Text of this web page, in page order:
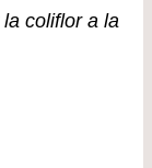
coliflor a la